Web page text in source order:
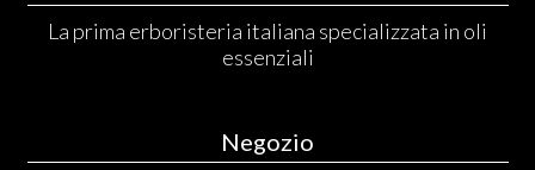
La prima erboristeria italiana specializzata in oli
essenziali
Negozio